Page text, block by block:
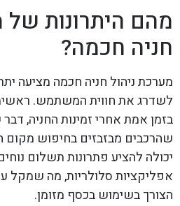
מהם היתרונות של
חניה חכמה?
מערכת ניהול חניה חכמה מציעה
לשדרג את חווית המשתמש.
בזמן אמת אחרי זמינות החניה,
שהרכבים מבזבזים בחיפוש מקום
יכולה להציע פתרונות תשלום
אפליקציות סלולריות, מה שמקל
הצורך בשימוש בכסף מזומן.